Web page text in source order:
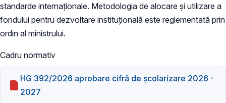
standarde internaţionale. Metodologia de alocare şi utilizare a
fondului pentru dezvoltare instituţională este reglementată prin
ordin al ministrului.
Cadru normativ
HG 392/2026 aprobare cifră de școlarizare 2026 -
2027